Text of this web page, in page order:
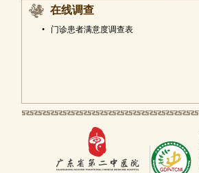
在线调查
• 门诊患者满意度调查表